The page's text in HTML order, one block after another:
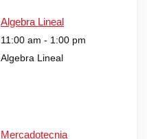
Algebra Lineal
11:00 am - 1:00 pm
Algebra Lineal
Mercadotecnia